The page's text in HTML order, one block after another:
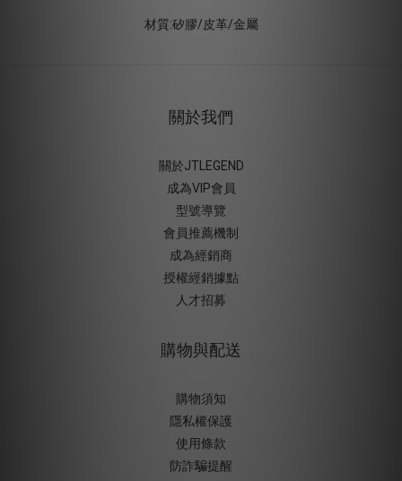
材質:矽膠/皮革/金屬
關於我們
關於JTLEGEND
成為VIP會員
型號導覽
會員推薦機制
成為經銷商
授權經銷據點
人才招募
購物與配送
購物須知
隱私權保護
使用條款
防詐騙提醒